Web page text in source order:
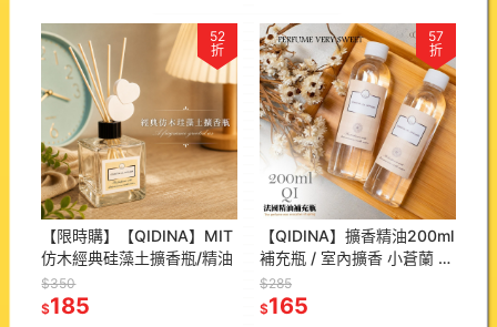
52
折
【限時購】【QIDINA】MIT
仿木經典硅藻土擴香瓶/精油
$350
$185
57
折
【QIDINA】擴香精油200ml
補充瓶 / 室內擴香 小蒼蘭 室
內擴香瓶 擴香 香氛 芳香劑
$285
$165